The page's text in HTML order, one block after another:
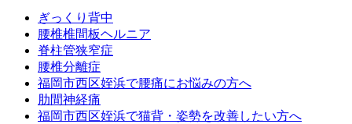
ぎっくり背中
腰椎椎間板ヘルニア
脊柱管狭窄症
腰椎分離症
福岡市西区姪浜で腰痛にお悩みの方へ
肋間神経痛
福岡市西区姪浜で猫背・姿勢を改善したい方へ